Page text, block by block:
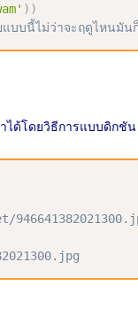
) )
บบนี้ไม่ว่าจะฤดูไหนมัน
ได้โดยวิธีการแบบดิกชัน